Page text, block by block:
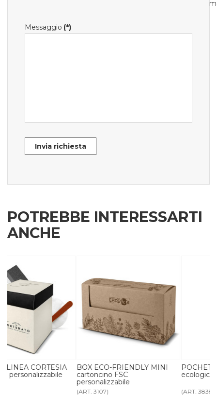
Messaggio (*)
Invia richiesta
POTREBBE INTERESSARTI
ANCHE
BOX ECO-FRIENDLY MINI
cartoncino FSC
POCHETTE COTONE
ecologica personalizzata